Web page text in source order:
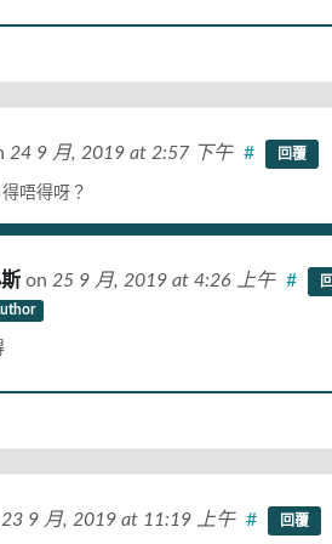
24 9 月, 2019 at 2:57 下午 # 回覆
唔得呀？
on 25 9 月, 2019 at 4:26 上午 #
23 9 月, 2019 at 11:19 上午 # 回覆